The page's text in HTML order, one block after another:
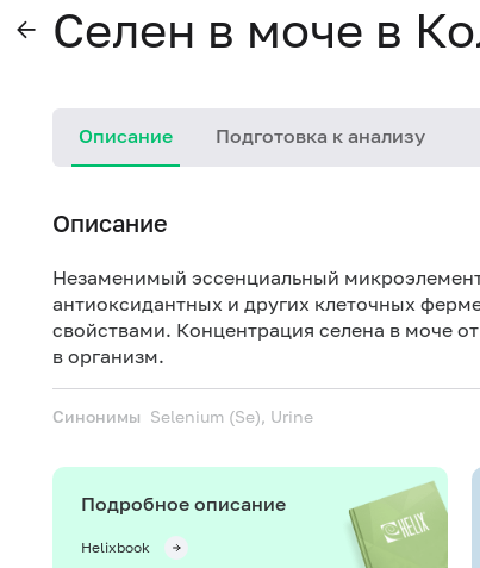
Селен в моче в
Описание Подготовка к анализу
Описание
Незаменимый эссенциальный
антиоксидантных и других клеточных
свойствами. Концентрация селена в моче
в организм.
Синонимы Selenium (Se), Urine
Подробное описание
Helixbook